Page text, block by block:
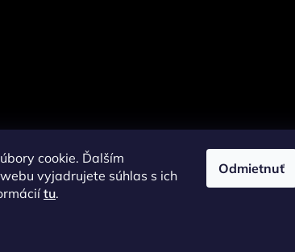
cookie. Ďalším
vyjadrujete súhlas s ich
tu.
Odmietnuť